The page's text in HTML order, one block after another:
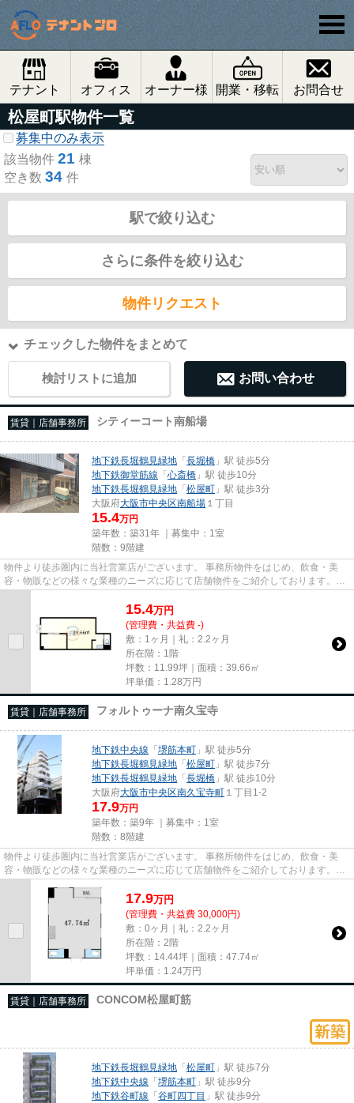
テナント オフィス オーナー様 開業・移転 お問合せ
松屋町駅物件一覧
募集中のみ表示
該当物件 21 棟
空き数 34 件
駅で絞り込む
さらに条件を絞り込む
物件リクエスト
チェックした物件をまとめて
検討リストに追加 お問い合わせ
賃貸｜店舗事務所 シティーコート南船場
地下鉄長堀鶴見緑地 「長堀橋 」駅 徒歩5分
地下鉄御堂筋線 「心斎橋 」駅 徒歩10分
地下鉄長堀鶴見緑地 「松屋町 」駅 徒歩3分
大阪府大阪市中央区南船場 １丁目
15.4万円
築年数：築31年 ｜募集中： 1室
階数：9階建
物件より徒歩圏内に当社営業店がございます。 事務所物件をはじめ、飲食・美
容・物販などの様々な業種のニーズに応じて店舗物件をご紹介しております。
尚、弊社ではおとり広告は一切...
15.4万円
(管理費・共益費 -)
敷：1ヶ月｜礼：2.2ヶ月
所在階：1階
坪数：11.99坪｜面積：39.66㎡
坪単価： 1.28万円
賃貸｜店舗事務所 フォルトゥーナ南久宝寺
地下鉄中央線 「堺筋本町 」駅 徒歩5分
地下鉄長堀鶴見緑地 「松屋町 」駅 徒歩7分
地下鉄長堀鶴見緑地 「長堀橋 」駅 徒歩10分
大阪府大阪市中央区南久宝寺町 １丁目1-2
17.9万円
築年数：築9年 ｜募集中： 1室
階数：8階建
物件より徒歩圏内に当社営業店がございます。 事務所物件をはじめ、飲食・美
容・物販などの様々な業種のニーズに応じて店舗物件をご紹介しております。
尚、弊社ではおとり広告は一切...
17.9万円
(管理費・共益費 30,000円)
敷：0ヶ月｜礼：2.2ヶ月
所在階：2階
坪数：14.44坪｜面積：47.74㎡
坪単価： 1.24万円
賃貸｜店舗事務所 CONCOM松屋町筋
地下鉄長堀鶴見緑地 「松屋町 」駅 徒歩7分
地下鉄中央線 「堺筋本町 」駅 徒歩9分
地下鉄谷町線 「谷町四丁目 」駅 徒歩9分